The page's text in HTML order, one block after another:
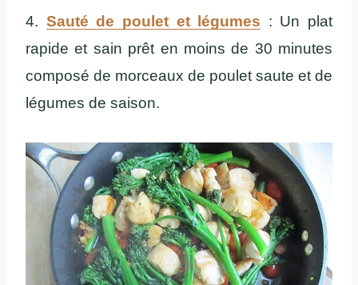
4. Sauté de poulet et légumes : Un plat
rapide et sain prêt en moins de 30 minutes
composé de morceaux de poulet saute et de
légumes de saison.